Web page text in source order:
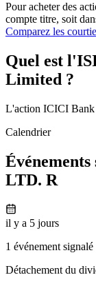
Pour acheter des
compte titre, soit
Comparez les
Quel est
Limited ?
L'action ICICI Bank
Calendrier
LTD. R
il y a 5 jours
1 événement signalé
Détachement du